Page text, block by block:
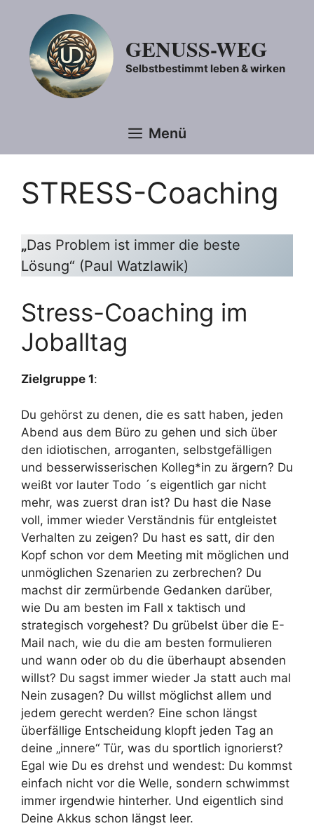
springen
GENUSS-WEG
Selbstbestimmt leben & wirken
Menü
STRESS-Coaching
„Das Problem ist immer die beste
Lösung“ (Paul Watzlawik)
Stress-Coaching im
Joballtag
Zielgruppe 1:
Du gehörst zu denen, die es satt haben, jeden
Abend aus dem Büro zu gehen und sich über
den idiotischen, arroganten, selbstgefälligen
und besserwisserischen Kolleg*in zu ärgern? Du
weißt vor lauter Todo ´s eigentlich gar nicht
mehr, was zuerst dran ist? Du hast die Nase
voll, immer wieder Verständnis für entgleistet
Verhalten zu zeigen? Du hast es satt, dir den
Kopf schon vor dem Meeting mit möglichen und
unmöglichen Szenarien zu zerbrechen? Du
machst dir zermürbende Gedanken darüber,
wie Du am besten im Fall x taktisch und
strategisch vorgehest? Du grübelst über die E-
Mail nach, wie du die am besten formulieren
und wann oder ob du die überhaupt absenden
willst? Du sagst immer wieder Ja statt auch mal
Nein zusagen? Du willst möglichst allem und
jedem gerecht werden? Eine schon längst
überfällige Entscheidung klopft jeden Tag an
deine „innere“ Tür, was du sportlich ignorierst?
Egal wie Du es drehst und wendest: Du kommst
einfach nicht vor die Welle, sondern schwimmst
immer irgendwie hinterher. Und eigentlich sind
Deine Akkus schon längst leer.